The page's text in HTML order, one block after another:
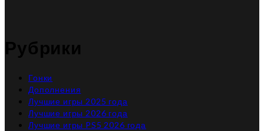
Рубрики
Гонки
Дополнения
Лучшие игры 2025 года
Лучшие игры 2026 года
Лучшие игры PS5 2026 года